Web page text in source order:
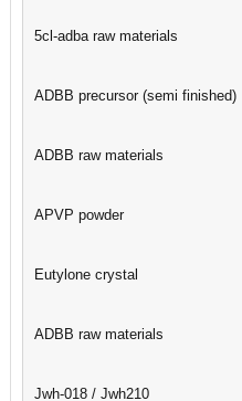
5cl-adba raw materials
ADBB precursor (semi finished)
ADBB raw materials
APVP powder
Eutylone crystal
ADBB raw materials
Jwh-018 / Jwh210